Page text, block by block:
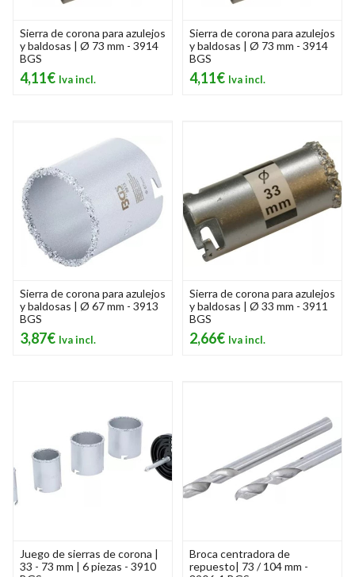
Sierra de corona para azulejos
y baldosas | Ø 73 mm - 3914
BGS
4,11€
Sierra de corona para azulejos
y baldosas | Ø 73 mm - 3914
BGS
4,11€
Sierra de corona para azulejos
y baldosas | Ø 67 mm - 3913
BGS
3,87€
Sierra de corona para azulejos
y baldosas | Ø 33 mm - 3911
BGS
2,66€
Juego de sierras de corona |
33 - 73 mm | 6 piezas - 3910
Broca centradora de
repuesto| 73 / 104 mm -